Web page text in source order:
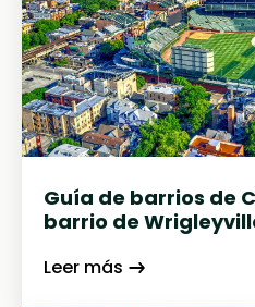
Guía de barrios de
barrio de
Leer más